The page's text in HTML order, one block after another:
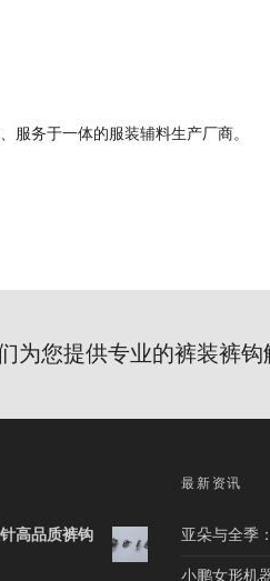
服务于一体的服装辅料生产厂商。
为您提供专业的裤装裤钩
针高品质裤钩
最新资讯
亚朵与全季
小鹏女形机